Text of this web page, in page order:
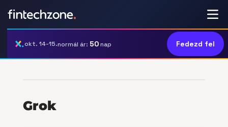
okt. 14-15.normál ár: 50nap Fedezd fel
Grok